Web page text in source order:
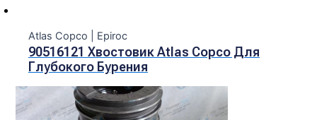
Atlas Copco | Epiroc
90516121 Хвостовик Atlas Copco Для
Глубокого Бурения